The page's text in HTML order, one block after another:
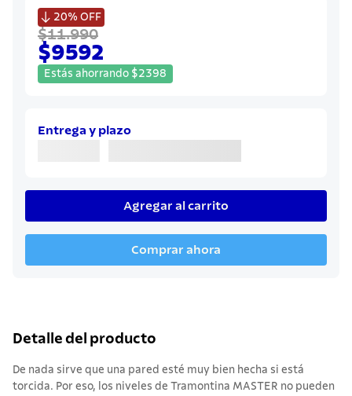
 20% OFF
$11.990
$9592
Estás ahorrando $2398
Entrega y plazo
Agregar al carrito
Comprar ahora
Detalle del producto
De nada sirve que una pared esté muy bien hecha si está
torcida. Por eso, los niveles de Tramontina MASTER no pueden
10. allegra